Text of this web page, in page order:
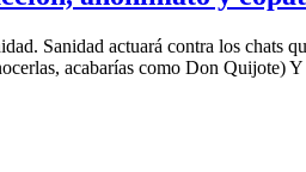
Sanidad actuará contra los chats
acabarías como Don Quijote)